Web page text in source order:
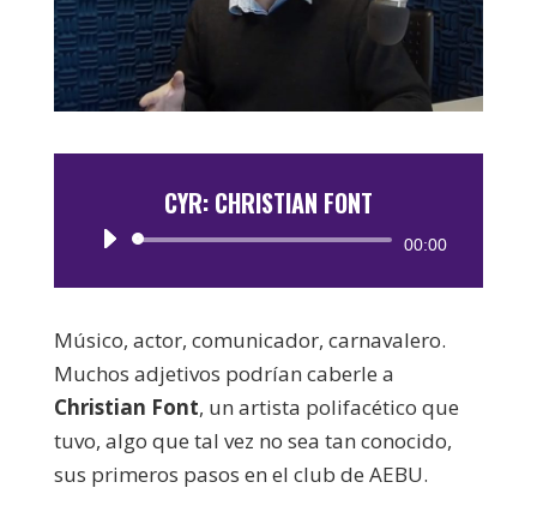
CYR: CHRISTIAN FONT
Reproductor
00:00
Músico, actor, comunicador, carnavalero.
Muchos adjetivos podrían caberle a
Christian Font, un artista polifacético que
tuvo, algo que tal vez no sea tan conocido,
sus primeros pasos en el club de AEBU.